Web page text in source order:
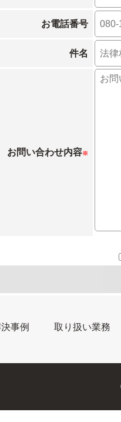
お電話番号
件名
お問い合わせ内容※
事例 取り扱い業務